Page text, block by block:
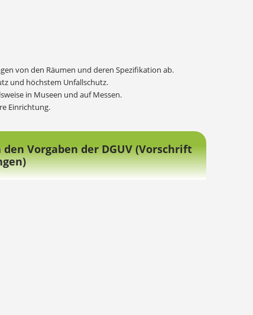
von den Räumen und deren Spezifikation ab.
und höchstem Unfallschutz.
in Museen und auf Messen.
Einrichtung.
Vorgaben der DGUV (Vorschrift